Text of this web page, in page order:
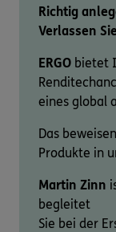
Richtig
Verlassen
ERGO bietet
eines global
Das
Produkte in
Martin Zinn
begleitet
Sie bei der